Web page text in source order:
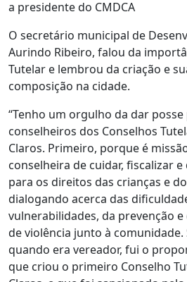
a presidente do CMDCA
O secretário municipal de
Aurindo Ribeiro, falou da
Tutelar e lembrou da criação e
composição na cidade.
“Tenho um orgulho da dar
conselheiros dos Conselhos
Claros. Primeiro, porque é
conselheira de cuidar, fiscalizar
para os direitos das crianças e
dialogando acerca das
vulnerabilidades, da prevenção
de violência junto à
quando era vereador, fui o
que criou o primeiro Conselho